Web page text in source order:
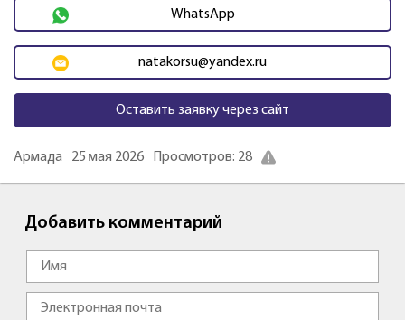
WhatsApp
natakorsu@yandex.ru
Оставить заявку через сайт
Армада 25 мая 2026 Просмотров: 28
Добавить комментарий